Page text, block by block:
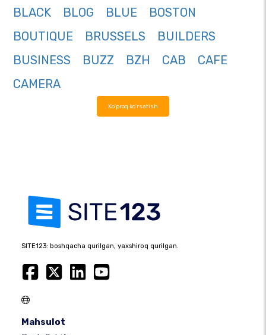
BLACK
BLOG BLUE
BOSTON
BOUTIQUE
BRUSSELS
BUILDERS
BUSINESS
BUZZ BZH CAB
CAFE
CAMERA
Ko'proq ko'rsatish
SITE123: boshqacha qurilgan, yaxshiroq qurilgan.
Mahsulot